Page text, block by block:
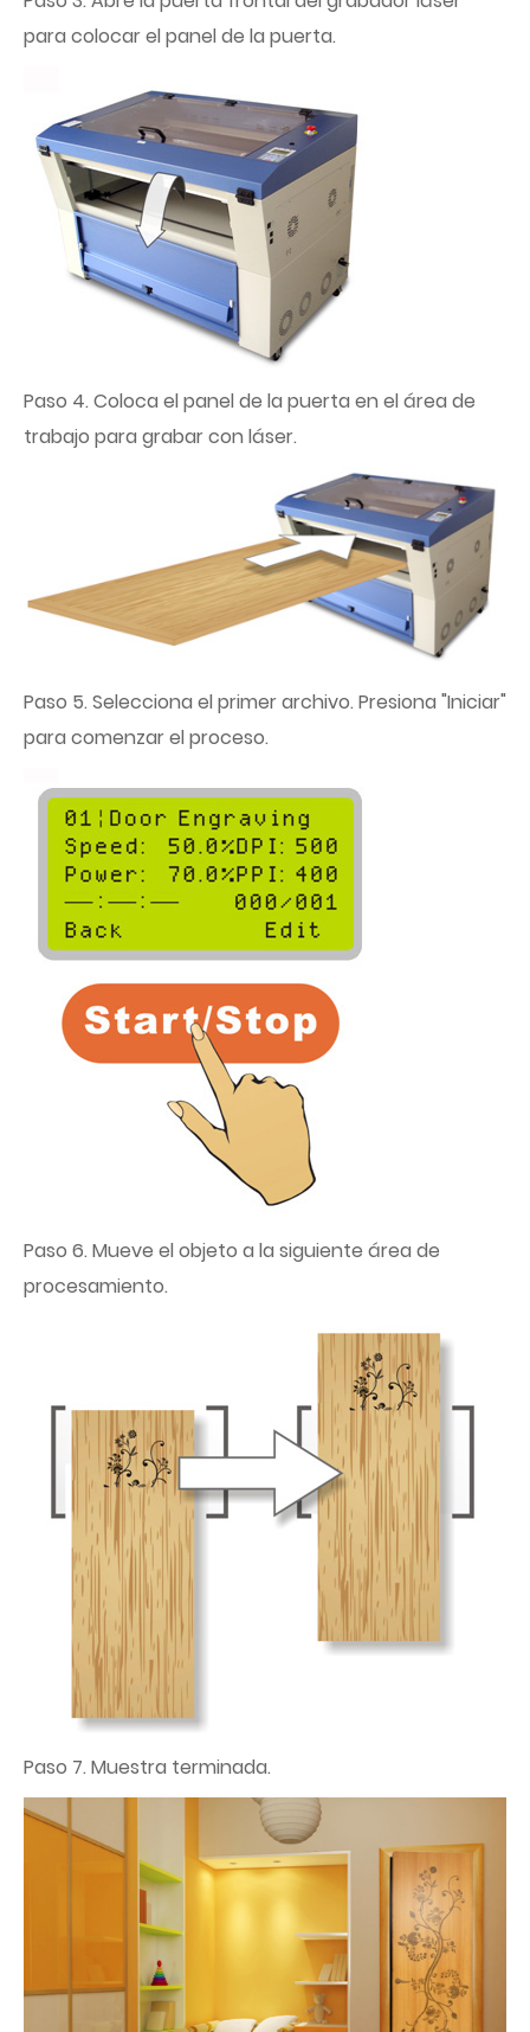
para colocar el panel de la puerta.
Paso 4. Coloca el panel de la puerta en el área de
trabajo para grabar con láser.
Paso 5. Selecciona el primer archivo. Presiona "Iniciar"
para comenzar el proceso.
Paso 6. Mueve el objeto a la siguiente área de
procesamiento.
Paso 7. Muestra terminada.